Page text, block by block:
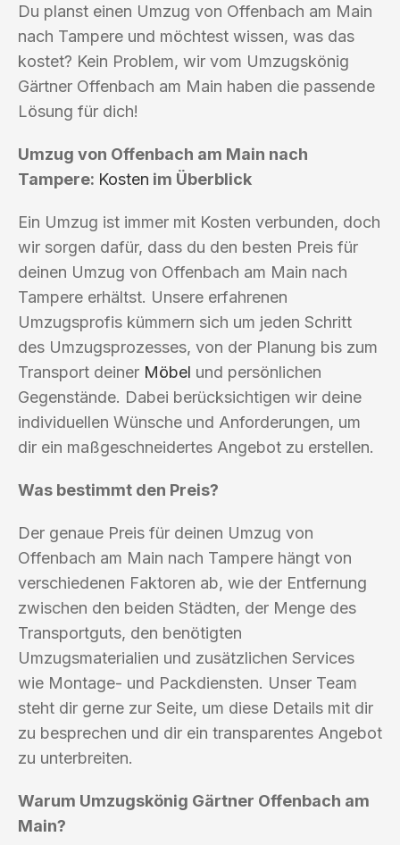
Du planst einen Umzug von Offenbach am Main
nach Tampere und möchtest wissen, was das
kostet? Kein Problem, wir vom Umzugskönig
Gärtner Offenbach am Main haben die passende
Lösung für dich!
Umzug von Offenbach am Main nach
Tampere: Kosten im Überblick
Ein Umzug ist immer mit Kosten verbunden, doch
wir sorgen dafür, dass du den besten Preis für
deinen Umzug von Offenbach am Main nach
Tampere erhältst. Unsere erfahrenen
Umzugsprofis kümmern sich um jeden Schritt
des Umzugsprozesses, von der Planung bis zum
Transport deiner Möbel und persönlichen
Gegenstände. Dabei berücksichtigen wir deine
individuellen Wünsche und Anforderungen, um
dir ein maßgeschneidertes Angebot zu erstellen.
Was bestimmt den Preis?
Der genaue Preis für deinen Umzug von
Offenbach am Main nach Tampere hängt von
verschiedenen Faktoren ab, wie der Entfernung
zwischen den beiden Städten, der Menge des
Transportguts, den benötigten
Umzugsmaterialien und zusätzlichen Services
wie Montage- und Packdiensten. Unser Team
steht dir gerne zur Seite, um diese Details mit dir
zu besprechen und dir ein transparentes Angebot
zu unterbreiten.
Warum Umzugskönig Gärtner Offenbach am
Main?